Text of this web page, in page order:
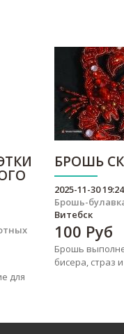
для
БРОШЬ
2025-11-30
Брошь-
Витебск
100 Руб
Брошь
бисера, страз